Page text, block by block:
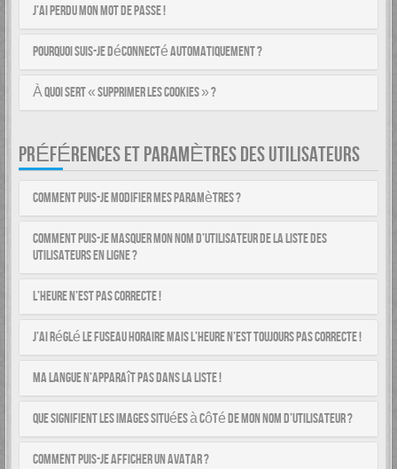
J’ai perdu mon mot de passe !
Pourquoi suis-je déconnecté automatiquement ?
À quoi sert « Supprimer les cookies » ?
PRÉFÉRENCES ET PARAMÈTRES DES UTILISATEURS
Comment puis-je modifier mes paramètres ?
Comment puis-je masquer mon nom d’utilisateur de la liste des
utilisateurs en ligne ?
L’heure n’est pas correcte !
J’ai réglé le fuseau horaire mais l’heure n’est toujours pas correcte !
Ma langue n’apparaît pas dans la liste !
Que signifient les images situées à côté de mon nom d’utilisateur ?
Comment puis-je afficher un avatar ?